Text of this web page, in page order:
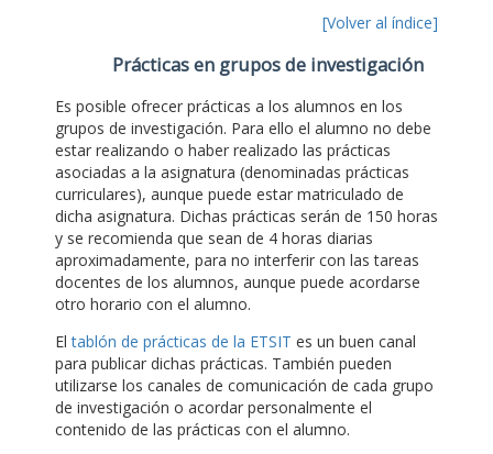
[Volver al índice]
Prácticas en grupos de investigación
Es posible ofrecer prácticas a los alumnos en los
grupos de investigación. Para ello el alumno no debe
estar realizando o haber realizado las prácticas
asociadas a la asignatura (denominadas prácticas
curriculares), aunque puede estar matriculado de
dicha asignatura. Dichas prácticas serán de 150 horas
y se recomienda que sean de 4 horas diarias
aproximadamente, para no interferir con las tareas
docentes de los alumnos, aunque puede acordarse
otro horario con el alumno.
Eltablón de prácticas de la ETSIT es un buen canal
para publicar dichas prácticas. También pueden
utilizarse los canales de comunicación de cada grupo
de investigación o acordar personalmente el
contenido de las prácticas con el alumno.